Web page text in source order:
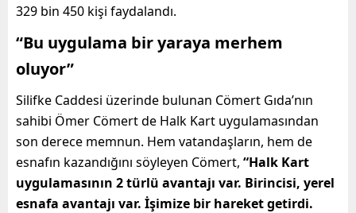
329 bin 450 kişi faydalandı.
“Bu uygulama bir yaraya merhem
oluyor”
Silifke Caddesi üzerinde bulunan Cömert Gıda’nın
sahibi Ömer Cömert de Halk Kart uygulamasından
son derece memnun. Hem vatandaşların, hem de
esnafın kazandığını söyleyen Cömert, “Halk Kart
uygulamasının 2 türlü avantajı var. Birincisi, yerel
esnafa avantajı var. İşimize bir hareket getirdi.